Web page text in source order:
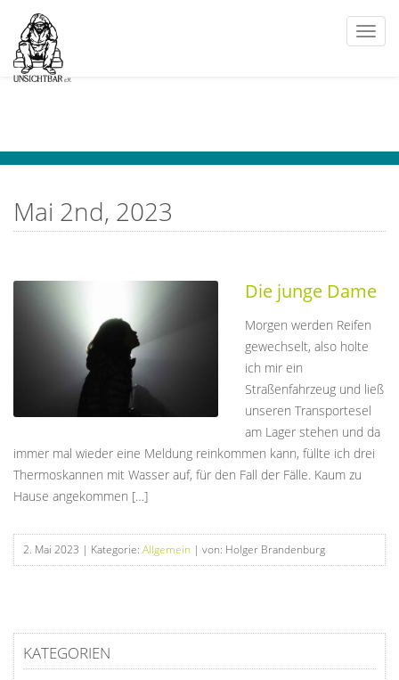
Mai 2nd, 2023
Die junge Dame
Morgen werden Reifen
gewechselt, also holte
ich mir ein
Straßenfahrzeug und ließ
unseren Transportesel
am Lager stehen und da
immer mal wieder eine Meldung reinkommen kann, füllte ich drei
Thermoskannen mit Wasser auf, für den Fall der Fälle. Kaum zu
Hause angekommen […]
2. Mai 2023 | Kategorie: Allgemein | von: Holger Brandenburg
KATEGORIEN